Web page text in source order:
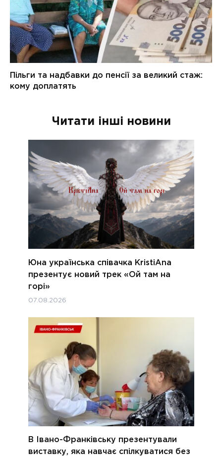
Читати інші новини
Юна українська співачка KristiAna
презентує новий трек «Ой там на
горі»
07.08.2026
В Івано-Франківську презентували
виставку, яка навчає спілкуватися без